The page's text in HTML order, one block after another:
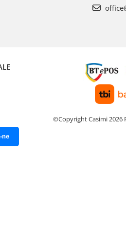
ne
©Copyright Casimi 2026